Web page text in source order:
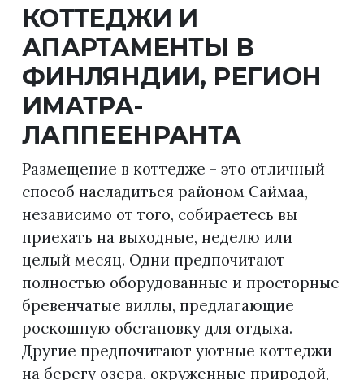
КОТТЕДЖИ И
АПАРТАМЕНТЫ В
ФИНЛЯНДИИ, РЕГИОН
ИМАТРА-
ЛАППЕЕНРАНТА
Размещение в коттедже - это отличный
способ насладиться районом Саймаа,
независимо от того, собираетесь вы
приехать на выходные, неделю или
целый месяц. Одни предпочитают
полностью оборудованные и просторные
бревенчатые виллы, предлагающие
роскошную обстановку для отдыха.
Другие предпочитают уютные коттеджи
на берегу озера, окруженные природой,